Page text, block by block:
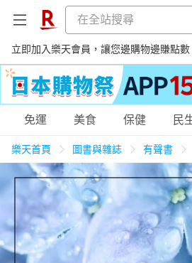
立即加入樂天會員，讓您邊購物邊賺點數
購物網分類
天天免運 養
居家生活 3C家電 運
免運 美食 保健 民
樂天首頁 圖書與雜誌 有聲書